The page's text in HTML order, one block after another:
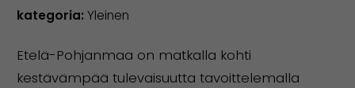
kategoria: Yleinen
Etelä-Pohjanmaa on matkalla kohti
kestävämpää tulevaisuutta tavoittelemalla